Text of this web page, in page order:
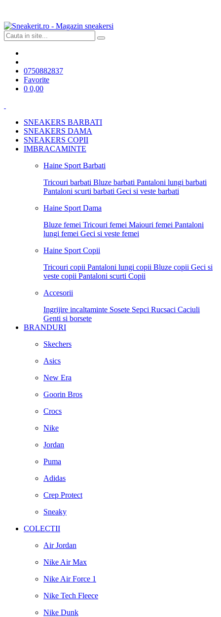
0750882837
Favorite
0 0,00
SNEAKERS BARBATI
SNEAKERS DAMA
SNEAKERS COPII
IMBRACAMINTE
Haine Sport Barbati
Tricouri barbati Bluze barbati Pantaloni lungi barbati
Pantaloni scurti barbati Geci si veste barbati
Haine Sport Dama
Bluze femei Tricouri femei Maiouri femei Pantaloni
lungi femei Geci si veste femei
Haine Sport Copii
Tricouri copii Pantaloni lungi copii Bluze copii Geci si
veste copii Pantaloni scurti Copii
Accesorii
Ingrijire incaltaminte Sosete Sepci Rucsaci Caciuli
Genti si borsete
BRANDURI
Skechers
Asics
New Era
Goorin Bros
Crocs
Nike
Jordan
Puma
Adidas
Crep Protect
Sneaky
COLECTII
Air Jordan
Nike Air Max
Nike Air Force 1
Nike Tech Fleece
Nike Dunk